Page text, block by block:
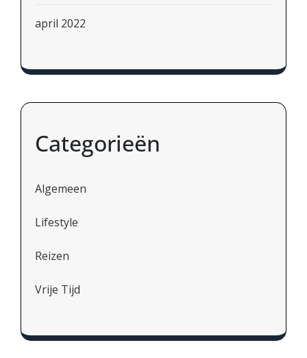
april 2022
Categorieën
Algemeen
Lifestyle
Reizen
Vrije Tijd